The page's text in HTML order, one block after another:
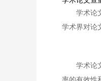
学术论
学术界对论
学术论
率的有效性